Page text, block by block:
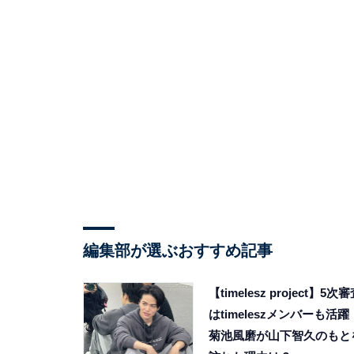
編集部が選ぶおすすめ記事
【timelesz project】5次審
はtimeleszメンバーも活躍
菊池風磨が山下智久のもと